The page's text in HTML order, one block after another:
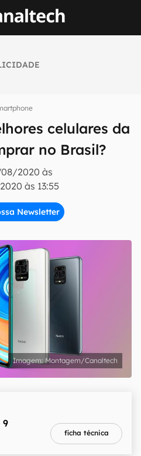
celulares da
no Brasil?
2020 às
às 13:55
Newsletter
tecnologia em primeira
do Canaltech.
Montagem/Canaltech
9
ficha técnica